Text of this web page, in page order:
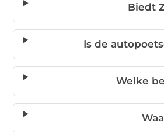
Biedt
Is de
Welke